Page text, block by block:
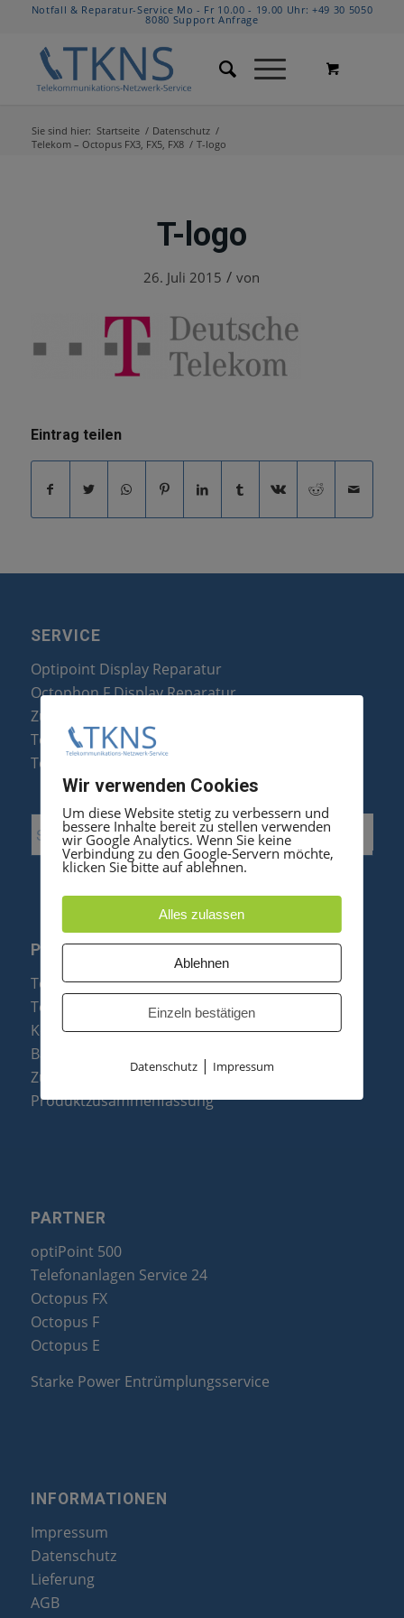
Notfall & Reparatur-Service Mo - Fr 10.00 - 19.00 Uhr:+49 30 5050
8080 Support Anfrage
Sie sind hier: Startseite / Datenschutz /
Telekom – Octopus FX3, FX5, FX8 / T-logo
T-logo
26. Juli 2015 / von
Eintrag teilen
SERVICE
Optipoint Display Reparatur
Octophon F Display Reparatur
Zubehör & Ersatzteile
Telefonanlagen Optimierung
Telefonanlagen Erweiterung
PRODUKTE
Telefonanlagen
Telefone
Konftel Konferenztelefone
Baugruppen
Zubehör & Ersatzteile
Produktzusammenfassung
PARTNER
optiPoint 500
Telefonanlagen Service 24
Octopus FX
Octopus F
Octopus E
Starke Power Entrümplungsservice
INFORMATIONEN
Impressum
Datenschutz
Lieferung
AGB
Wir verwenden Cookies
Um diese Website stetig zu verbessern und
bessere Inhalte bereit zu stellen verwenden
wir Google Analytics. Wenn Sie keine
Verbindung zu den Google-Servern möchte,
klicken Sie bitte auf ablehnen.
Alles zulassen
Ablehnen
Einzeln bestätigen
Datenschutz| Impressum